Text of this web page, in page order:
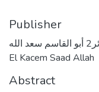
Publisher
جامعة الجزائر2 أبو القاسم سعد الله Algiers2 Université Abu
El Kacem Saad Allah
Abstract